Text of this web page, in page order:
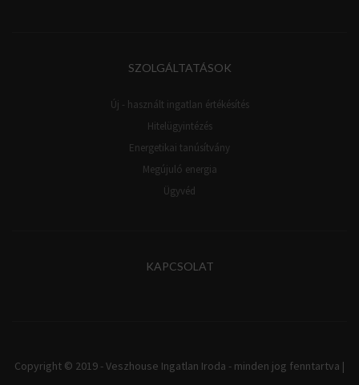
SZOLGÁLTATÁSOK
Új - használt ingatlan értékésítés
Hitelügyintézés
Energetikai tanúsítvány
Megújuló energia
Ügyvéd
KAPCSOLAT
Copyright © 2019 - Veszhouse Ingatlan Iroda - minden jog fenntartva |